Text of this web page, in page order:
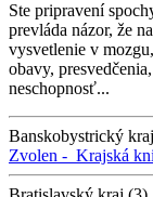
Ste pripravení
prevláda názor, že
vysvetlenie v
obavy,
neschopnosť...
Banskobystrický
Zvolen - Krajská